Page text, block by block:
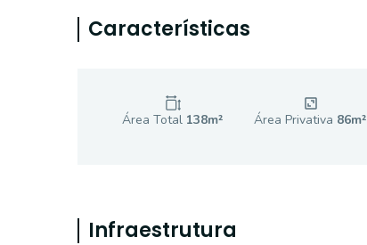
Características
Área Total 138m² Área Privativa 86m²
Infraestrutura